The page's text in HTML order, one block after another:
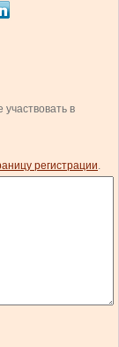
в
регистрации.